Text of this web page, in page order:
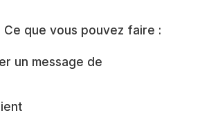
Ce que vous pouvez faire :
un message de